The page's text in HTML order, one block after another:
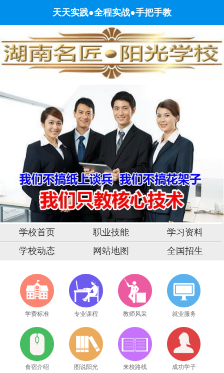
工
证
培
训,
湖
南
长
电
工
学
校,
焊
工
培
训
学
校
天天实践●全程实战●手把手教
学校首页 职业技能
学习资料
学校动态
网站地图 全国招生
学费标准 专业课程 教师风采 就业服务
食宿介绍 图说阳光 来校路线 成功学子